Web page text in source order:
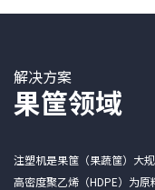
解决方案
果筐领域
注塑机是果筐（果蔬筐）大
高密度聚乙烯（HDPE）为